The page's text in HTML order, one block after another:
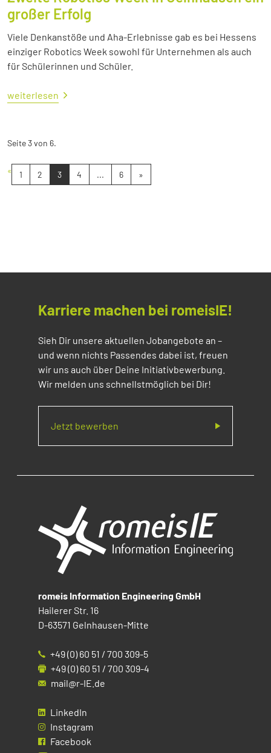
großer Erfolg
Viele Denkanstöße und Aha-Erlebnisse gab es bei Hessens
einziger Robotics Week sowohl für Unternehmen als auch
für Schülerinnen und Schüler.
weiterlesen
Seite 3 von 6.
« 1 2 3 4 ... 6 »
Karriere machen bei romeisIE!
Sieh Dir unsere aktuellen Jobangebote an –
und wenn nichts Passendes dabei ist, freuen
wir uns auch über Deine Initiativbewerbung.
Wir melden uns schnellstmöglich bei Dir!
Jetzt bewerben
romeis Information Engineering GmbH
Hailerer Str. 16
D-63571 Gelnhausen-Mitte
+49 (0) 60 51 / 700 309-5
+49 (0) 60 51 / 700 309-4
mail@r-IE.de
LinkedIn
Instagram
Facebook